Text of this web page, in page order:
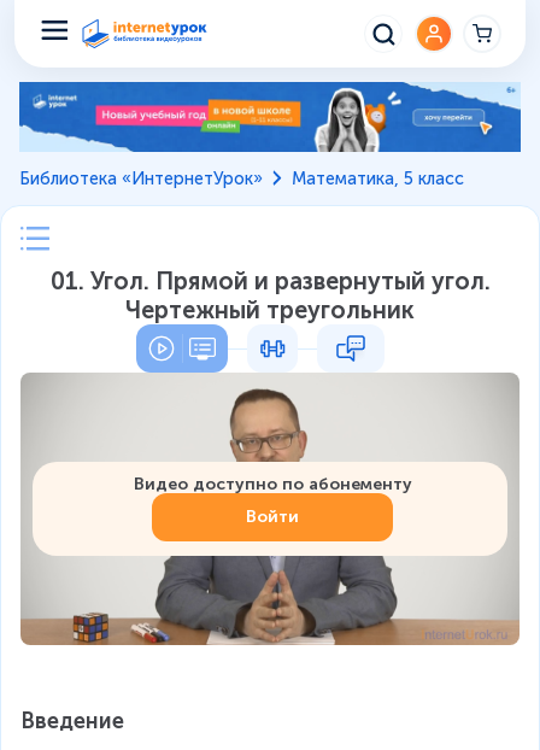
Библиотека «ИнтернетУрок» Математика, 5 класс
01. Угол. Прямой и развернутый угол.
Чертежный треугольник
Видео доступно по абонементу
Войти
Введение